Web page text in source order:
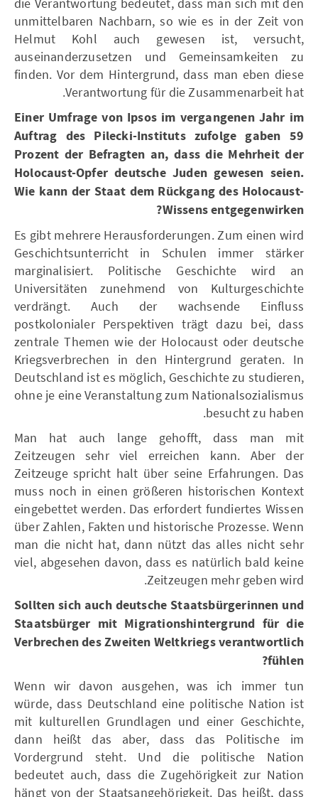
unmittelbaren Nachbarn, so wie es in der Zeit von
Helmut Kohl auch gewesen ist, versucht,
auseinanderzusetzen und Gemeinsamkeiten zu
finden. Vor dem Hintergrund, dass man eben diese
Verantwortung für die Zusammenarbeit hat.
Einer Umfrage von Ipsos im vergangenen Jahr im
Auftrag des Pilecki-Instituts zufolge gaben 59
Prozent der Befragten an, dass die Mehrheit der
Holocaust-Opfer deutsche Juden gewesen seien.
Wie kann der Staat dem Rückgang des Holocaust-
Wissens entgegenwirken?
Es gibt mehrere Herausforderungen. Zum einen wird
Geschichtsunterricht in Schulen immer stärker
marginalisiert. Politische Geschichte wird an
Universitäten zunehmend von Kulturgeschichte
verdrängt. Auch der wachsende Einfluss
postkolonialer Perspektiven trägt dazu bei, dass
zentrale Themen wie der Holocaust oder deutsche
Kriegsverbrechen in den Hintergrund geraten. In
Deutschland ist es möglich, Geschichte zu studieren,
ohne je eine Veranstaltung zum Nationalsozialismus
besucht zu haben.
Man hat auch lange gehofft, dass man mit
Zeitzeugen sehr viel erreichen kann. Aber der
Zeitzeuge spricht halt über seine Erfahrungen. Das
muss noch in einen größeren historischen Kontext
eingebettet werden. Das erfordert fundiertes Wissen
über Zahlen, Fakten und historische Prozesse. Wenn
man die nicht hat, dann nützt das alles nicht sehr
viel, abgesehen davon, dass es natürlich bald keine
Zeitzeugen mehr geben wird.
Sollten sich auch deutsche Staatsbürgerinnen und
Staatsbürger mit Migrationshintergrund für die
Verbrechen des Zweiten Weltkriegs verantwortlich
fühlen?
Wenn wir davon ausgehen, was ich immer tun
würde, dass Deutschland eine politische Nation ist
mit kulturellen Grundlagen und einer Geschichte,
dann heißt das aber, dass das Politische im
Vordergrund steht. Und die politische Nation
bedeutet auch, dass die Zugehörigkeit zur Nation
hängt von der Staatsangehörigkeit. Das heißt, dass